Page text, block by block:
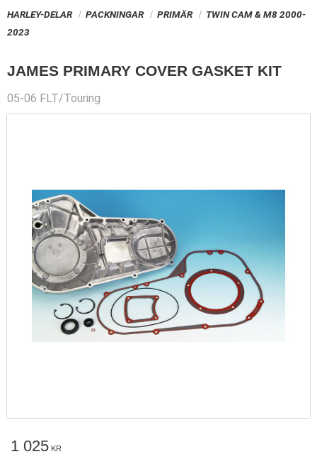
HARLEY-DELAR PACKNINGAR PRIMÄR
TWIN CAM & M8 2000-
2023
JAMES PRIMARY COVER GASKET KIT
05-06 FLT/Touring
1 025 KR